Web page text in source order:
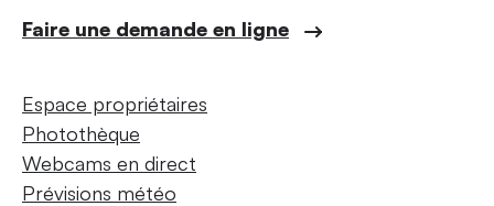
Faire une demande en ligne
Espace propriétaires
Photothèque
Webcams en direct
Prévisions météo